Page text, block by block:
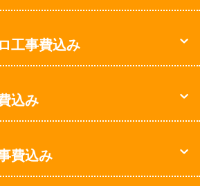
工事費込み
込み
費込み